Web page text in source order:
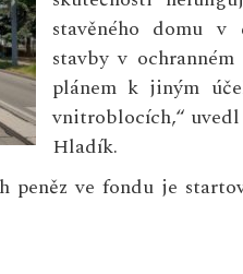
stavěného domu v
stavby v
plánem k jiným
vnitroblocích,“
Hladík.
peněz ve fondu je